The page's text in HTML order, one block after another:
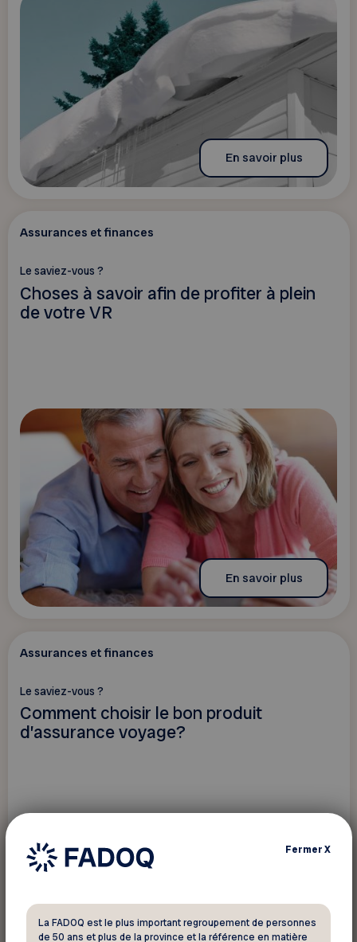
En savoir plus
Assurances et finances
Le saviez-vous ?
Choses à savoir afin de profiter à plein
de votre VR
En savoir plus
Assurances et finances
Le saviez-vous ?
Comment choisir le bon produit
d’assurance voyage?
FermerX
La FADOQ est le plus important regroupement de personnes
de 50 ans et plus de la province et la référence en matière